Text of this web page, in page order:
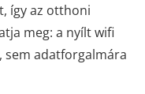
így az otthoni
meg: a nyílt wifi
sem adatforgalmára